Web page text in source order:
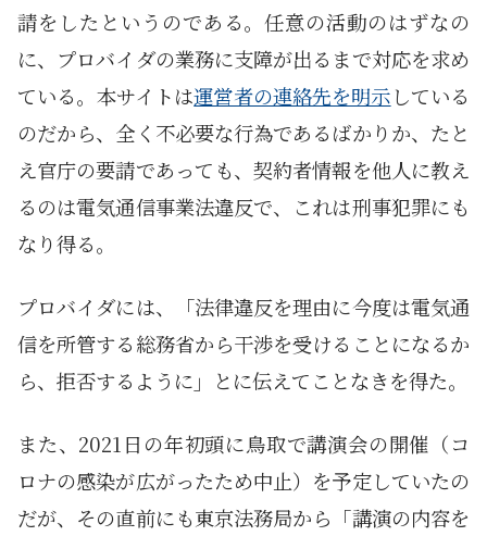
請をしたというのである。任意の活動のはずなの
に、プロバイダの業務に支障が出るまで対応を求め
ている。本サイトは運営者の連絡先を明示している
のだから、全く不必要な行為であるばかりか、たと
え官庁の要請であっても、契約者情報を他人に教え
るのは電気通信事業法違反で、これは刑事犯罪にも
なり得る。
プロバイダには、「法律違反を理由に今度は電気通
信を所管する総務省から干渉を受けることになるか
ら、拒否するように」とに伝えてことなきを得た。
また、2021日の年初頭に鳥取で講演会の開催（コ
ロナの感染が広がったため中止）を予定していたの
だが、その直前にも東京法務局から「講演の内容を